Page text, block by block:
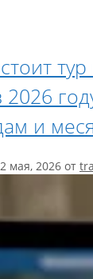
2026
и
2 мая, 2026 от